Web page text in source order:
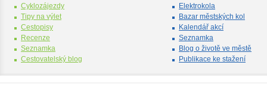
Cyklozájezdy
Tipy na výlet
Cestopisy
Recenze
Seznamka
Cestovatelský blog
Elektrokola
Bazar městských kol
Kalendář akcí
Seznamka
Blog o životě ve městě
Publikace ke stažení